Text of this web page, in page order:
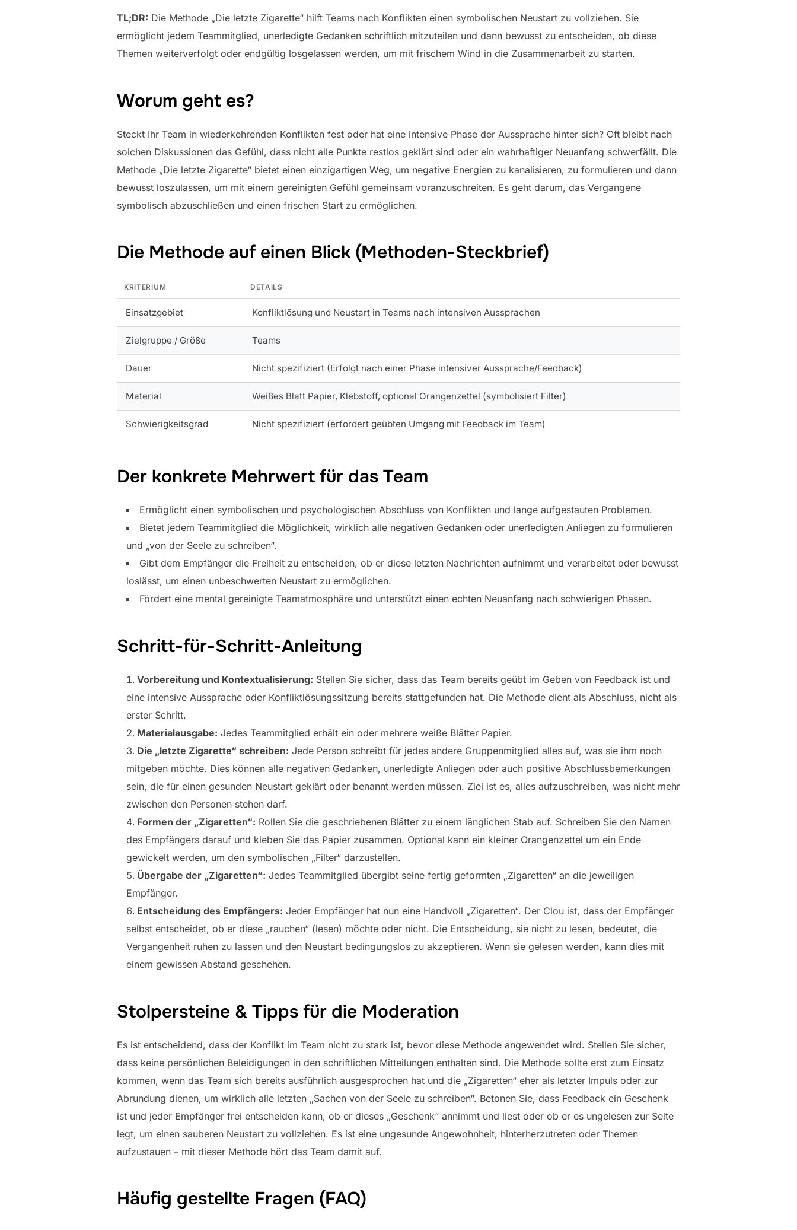
TL;DR: Die Methode „Die letzte Zigarette“ hilft Teams nach Konflikten einen symbolischen Neustart zu vollziehen. Sie
ermöglicht jedem Teammitglied, unerledigte Gedanken schriftlich mitzuteilen und dann bewusst zu entscheiden, ob diese
Themen weiterverfolgt oder endgültig losgelassen werden, um mit frischem Wind in die Zusammenarbeit zu starten.
Worum geht es?
Steckt Ihr Team in wiederkehrenden Konflikten fest oder hat eine intensive Phase der Aussprache hinter sich? Oft bleibt nach
solchen Diskussionen das Gefühl, dass nicht alle Punkte restlos geklärt sind oder ein wahrhaftiger Neuanfang schwerfällt. Die
Methode „Die letzte Zigarette“ bietet einen einzigartigen Weg, um negative Energien zu kanalisieren, zu formulieren und dann
bewusst loszulassen, um mit einem gereinigten Gefühl gemeinsam voranzuschreiten. Es geht darum, das Vergangene
symbolisch abzuschließen und einen frischen Start zu ermöglichen.
Die Methode auf einen Blick (Methoden-Steckbrief)
KRITERIUM DETAILS
Einsatzgebiet Konfliktlösung und Neustart in Teams nach intensiven Aussprachen
Zielgruppe / Größe Teams
Dauer Nicht spezifiziert (Erfolgt nach einer Phase intensiver Aussprache/Feedback)
Material Weißes Blatt Papier, Klebstoff, optional Orangenzettel (symbolisiert Filter)
Schwierigkeitsgrad Nicht spezifiziert (erfordert geübten Umgang mit Feedback im Team)
Der konkrete Mehrwert für das Team
Ermöglicht einen symbolischen und psychologischen Abschluss von Konflikten und lange aufgestauten Problemen.
Bietet jedem Teammitglied die Möglichkeit, wirklich alle negativen Gedanken oder unerledigten Anliegen zu formulieren
und „von der Seele zu schreiben“.
Gibt dem Empfänger die Freiheit zu entscheiden, ob er diese letzten Nachrichten aufnimmt und verarbeitet oder bewusst
loslässt, um einen unbeschwerten Neustart zu ermöglichen.
Fördert eine mental gereinigte Teamatmosphäre und unterstützt einen echten Neuanfang nach schwierigen Phasen.
Schritt-für-Schritt-Anleitung
Vorbereitung und Kontextualisierung: Stellen Sie sicher, dass das Team bereits geübt im Geben von Feedback ist und
eine intensive Aussprache oder Konfliktlösungssitzung bereits stattgefunden hat. Die Methode dient als Abschluss, nicht als
erster Schritt.
Materialausgabe: Jedes Teammitglied erhält ein oder mehrere weiße Blätter Papier.
Die „letzte Zigarette“ schreiben: Jede Person schreibt für jedes andere Gruppenmitglied alles auf, was sie ihm noch
mitgeben möchte. Dies können alle negativen Gedanken, unerledigte Anliegen oder auch positive Abschlussbemerkungen
sein, die für einen gesunden Neustart geklärt oder benannt werden müssen. Ziel ist es, alles aufzuschreiben, was nicht mehr
zwischen den Personen stehen darf.
Formen der „Zigaretten“: Rollen Sie die geschriebenen Blätter zu einem länglichen Stab auf. Schreiben Sie den Namen
des Empfängers darauf und kleben Sie das Papier zusammen. Optional kann ein kleiner Orangenzettel um ein Ende
gewickelt werden, um den symbolischen „Filter“ darzustellen.
Übergabe der „Zigaretten“: Jedes Teammitglied übergibt seine fertig geformten „Zigaretten“ an die jeweiligen
Empfänger.
Entscheidung des Empfängers: Jeder Empfänger hat nun eine Handvoll „Zigaretten“. Der Clou ist, dass der Empfänger
selbst entscheidet, ob er diese „rauchen“ (lesen) möchte oder nicht. Die Entscheidung, sie nicht zu lesen, bedeutet, die
Vergangenheit ruhen zu lassen und den Neustart bedingungslos zu akzeptieren. Wenn sie gelesen werden, kann dies mit
einem gewissen Abstand geschehen.
Stolpersteine & Tipps für die Moderation
Es ist entscheidend, dass der Konflikt im Team nicht zu stark ist, bevor diese Methode angewendet wird. Stellen Sie sicher,
dass keine persönlichen Beleidigungen in den schriftlichen Mitteilungen enthalten sind. Die Methode sollte erst zum Einsatz
kommen, wenn das Team sich bereits ausführlich ausgesprochen hat und die „Zigaretten“ eher als letzter Impuls oder zur
Abrundung dienen, um wirklich alle letzten „Sachen von der Seele zu schreiben“. Betonen Sie, dass Feedback ein Geschenk
ist und jeder Empfänger frei entscheiden kann, ob er dieses „Geschenk“ annimmt und liest oder ob er es ungelesen zur Seite
legt, um einen sauberen Neustart zu vollziehen. Es ist eine ungesunde Angewohnheit, hinterherzutreten oder Themen
aufzustauen – mit dieser Methode hört das Team damit auf.
Häufig gestellte Fragen (FAQ)